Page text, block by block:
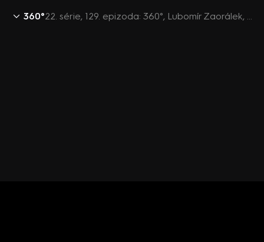
360° 22. série, 129. epizoda: 360°, Lubomír Zaorálek, Cyril Svoboda, Petr Drulák, Michael Žantovský, Daniel Koštoval, Jan Kofroň - 9.5. v 21:00